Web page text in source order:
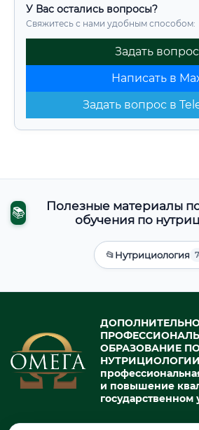
У Вас остались вопросы?
Свяжитесь с нами удобным способом:
Задать вопрос
Написать в
Задать вопрос в
📚
Полезные материалы
обучения по
📂Нутрициология
ОБРАЗОВАНИЕ
НУТРИЦИОЛОГИИ
и повышение
государственном